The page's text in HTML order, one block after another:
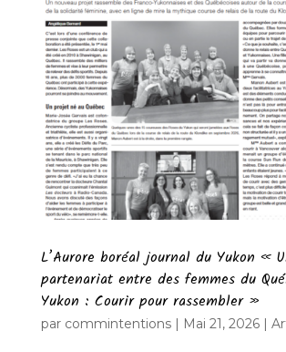
L’Aurore boréal journal du Yukon «
partenariat entre des femmes du
Yukon : Courir pour rassembler »
par commintentions| Mai 21, 2026|